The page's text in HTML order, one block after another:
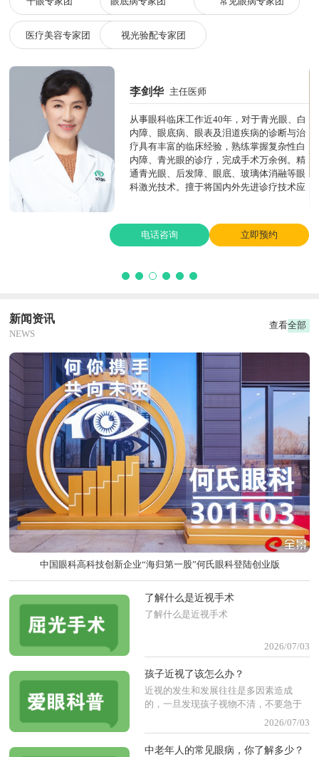
医疗美容专家团 视光验配专家团
朱元 副主任医师
近20年眼科临床工作经验，擅长泪道疾病、
眼表疾病的诊断与治疗，以及眼部整形与修
复手术。累计完成千余例翼状胬肉、泪道手
术及眼部整形修复手术。倡导精准医疗，注
重术前精准生物测量，个性化设计白内障治
疗方案，掌握屈光晶体的应用经验。曾接受
系统化的专业学习和国际化的技术视野。
电话咨询 立即预约
新闻资讯
NEWS
查看全部
中国眼科高科技创新企业“海归第一股”何氏眼科登陆创业版
了解什么是近视手术
了解什么是近视手术
2026/07/03
孩子近视了该怎么办？
近视的发生和发展往往是多因素造成
的，一旦发现孩子视物不清，不要急于
配眼镜，首先要到专业医 疗机构全面检
查眼睛，看孩子是否有斜弱视、先天性
白内障等可致视力低下的眼病，只有找
2026/07/03
中老年人的常见眼病，你了解多少？